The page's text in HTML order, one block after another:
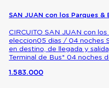
SAN JUAN con los Parques &
CIRCUITO SAN JUAN con
eleccion05 dias / 04 noches
en destino, de llegada y
Terminal de Bus* 04 noches
1.583.000